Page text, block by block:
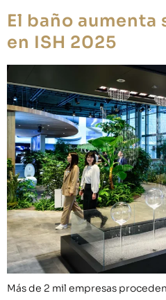
El baño aumenta
en ISH 2025
Más de 2 mil empresas